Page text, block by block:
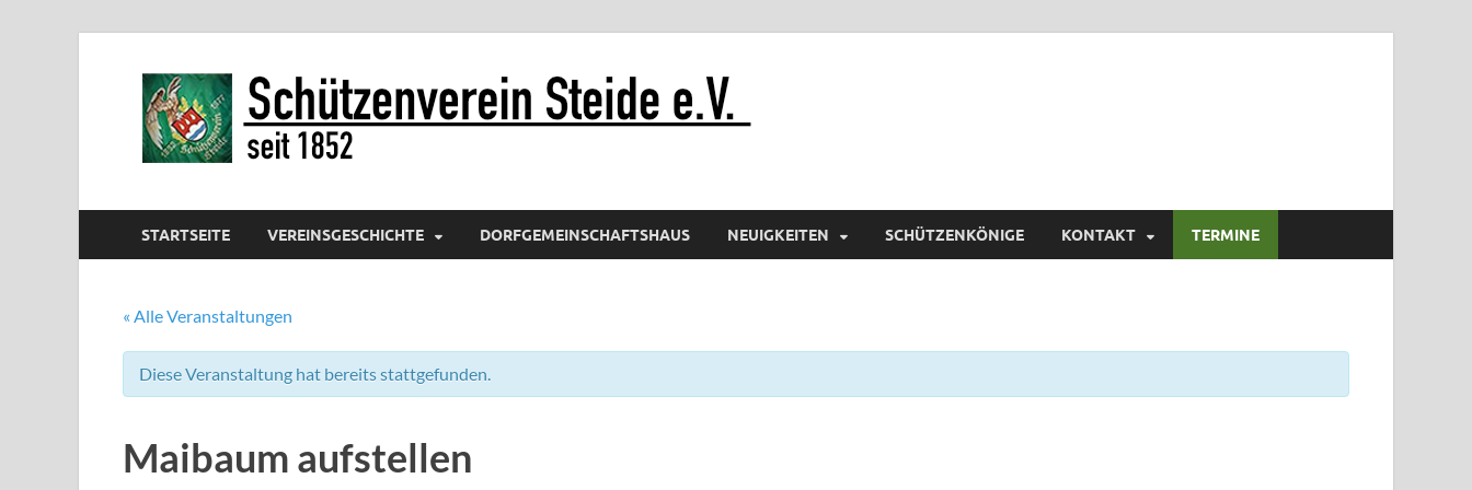
STARTSEITE VEREINSGESCHICHTE DORFGEMEINSCHAFTSHAUS NEUIGKEITEN SCHÜTZENKÖNIGE KONTAKT TERMINE
« Alle Veranstaltungen
Diese Veranstaltung hat bereits stattgefunden.
Maibaum aufstellen